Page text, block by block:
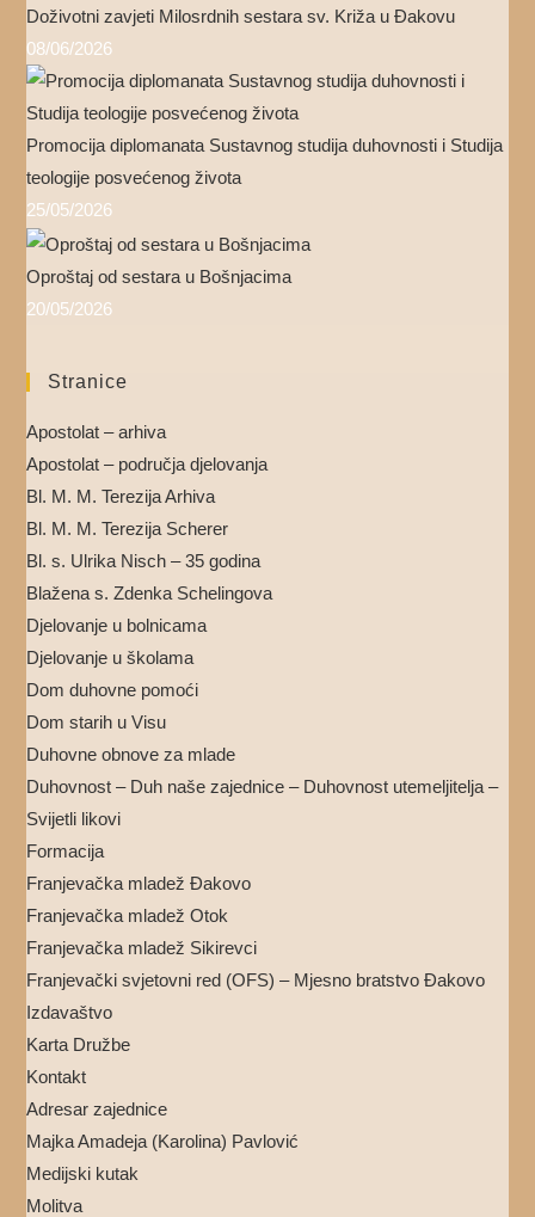
Doživotni zavjeti Milosrdnih sestara sv. Križa u Đakovu
08/06/2026
Promocija diplomanata Sustavnog studija duhovnosti i Studija
teologije posvećenog života
25/05/2026
Oproštaj od sestara u Bošnjacima
20/05/2026
Stranice
Apostolat – arhiva
Apostolat – područja djelovanja
Bl. M. M. Terezija Arhiva
Bl. M. M. Terezija Scherer
Bl. s. Ulrika Nisch – 35 godina
Blažena s. Zdenka Schelingova
Djelovanje u bolnicama
Djelovanje u školama
Dom duhovne pomoći
Dom starih u Visu
Duhovne obnove za mlade
Duhovnost – Duh naše zajednice – Duhovnost utemeljitelja –
Svijetli likovi
Formacija
Franjevačka mladež Đakovo
Franjevačka mladež Otok
Franjevačka mladež Sikirevci
Franjevački svjetovni red (OFS) – Mjesno bratstvo Đakovo
Izdavaštvo
Karta Družbe
Kontakt
Adresar zajednice
Majka Amadeja (Karolina) Pavlović
Medijski kutak
Molitva